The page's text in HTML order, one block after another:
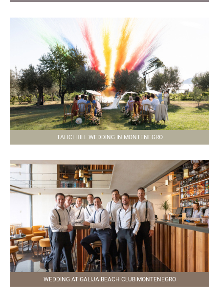
TALICI HILL WEDDING IN MONTENEGRO
WEDDING AT GALIJA BEACH CLUB MONTENEGRO